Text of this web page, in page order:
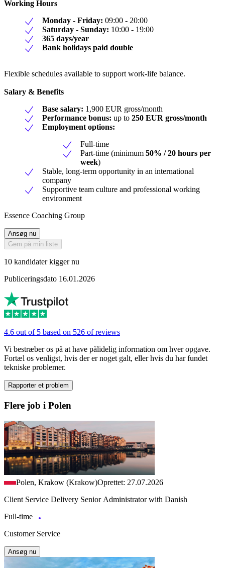
Working Hours
Monday - Friday: 09:00 - 20:00
Saturday - Sunday: 10:00 - 19:00
365 days/year
Bank holidays paid double
Flexible schedules available to support work-life balance.
Salary & Benefits
Base salary: 1,900 EUR gross/month
Performance bonus: up to 250 EUR gross/month
Employment options:
Full-time
Part-time (minimum 50% / 20 hours per
week)
Stable, long-term opportunity in an international
company
Supportive team culture and professional working
environment
Essence Coaching Group
Ansøg nu
Gem på min liste
10 kandidater kigger nu
Publiceringsdato 16.01.2026
4.6 out of 5 based on 526 of reviews
Vi bestræber os på at have pålidelig information om hver opgave.
Fortæl os venligst, hvis der er noget galt, eller hvis du har fundet
tekniske problemer.
Rapporter et problem
Flere job i Polen
Polen, Krakow (Krakow)Oprettet: 27.07.2026
Client Service Delivery Senior Administrator with Danish
Full-time
Customer Service
Ansøg nu